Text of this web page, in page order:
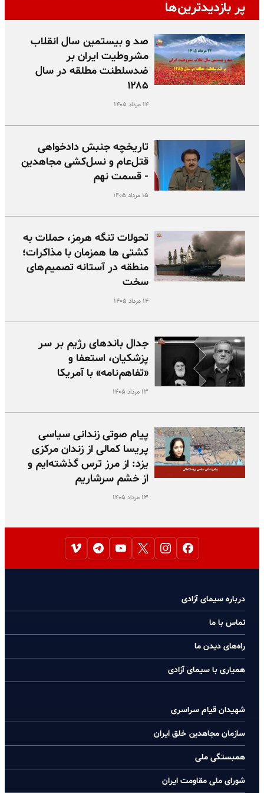
پر بازدیدترین‌ها
صد و بیستمین سال انقلاب
مشروطیت ایران بر
ضدسلطنت مطلقه در سال
۱۲۸۵
۱۴ مرداد ۱۴۰۵
تاریخچه جنبش دادخواهی
قتل‌عام و نسل‌کشی مجاهدین
- قسمت نهم
۱۵ مرداد ۱۴۰۵
تحولات تنگه هرمز، حملات به
کشتی ها همزمان با مذاکرات؛
منطقه در آستانه تصمیم‌های
سخت
۱۴ مرداد ۱۴۰۵
جدال باندهای رژیم بر سر
پزشکیان، استعفا و
«تفاهم‌نامه» با آمریکا
۱۳ مرداد ۱۴۰۵
پیام صوتی زندانی سیاسی
پریسا کمالی از زندان مرکزی
یزد: از مرز ترس گذشته‌ایم و
از خشم سرشاریم
۱۳ مرداد ۱۴۰۵
درباره سیمای آزادی
تماس با ما
راه‌های دیدن ما
همیاری با سیمای آزادی
شهیدان قیام سراسری
سازمان مجاهدین خلق ایران
همبستگی ملی
شورای ملی مقاومت ایران